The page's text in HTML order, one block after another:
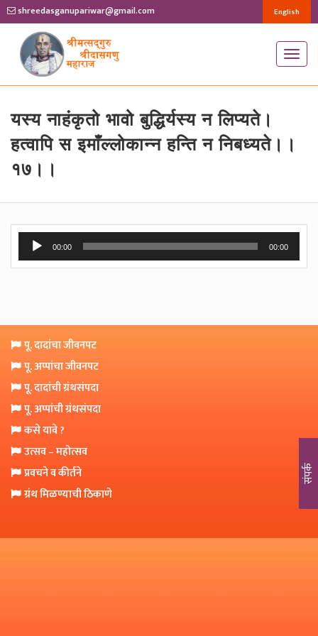
shreedasganupariwar@gmail.com English
T
l
e
i
a
o
यस्य नाहंकृतो भावो बुद्धिर्यस्य न लिप्यते।
हत्वापि स इमाँल्लोकान्न हन्ति न निबध्यते।।
१७।।
Audio
Player
00:00 00:00
पू. दादांचा जीवनपट
पू. अप्पांचा जीवनपट
पू. दादांची ग्रंथसंपदा
पू. अप्पांची ग्रंथसंपदा
कसे यावे ?
उत्सव – महोत्सव
प्रवचने व कीर्तने
ग्रंथ मिळण्याची ठिकाणे
संपर्क